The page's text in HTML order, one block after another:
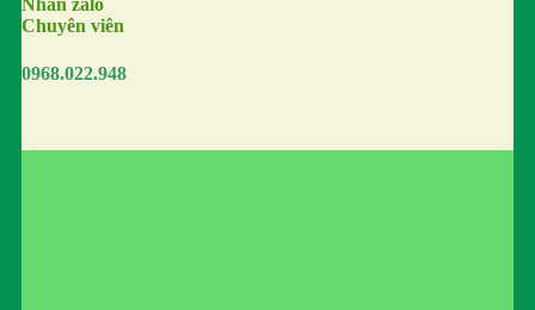
Nhắn zalo
Chuyên viên
0968.022.948